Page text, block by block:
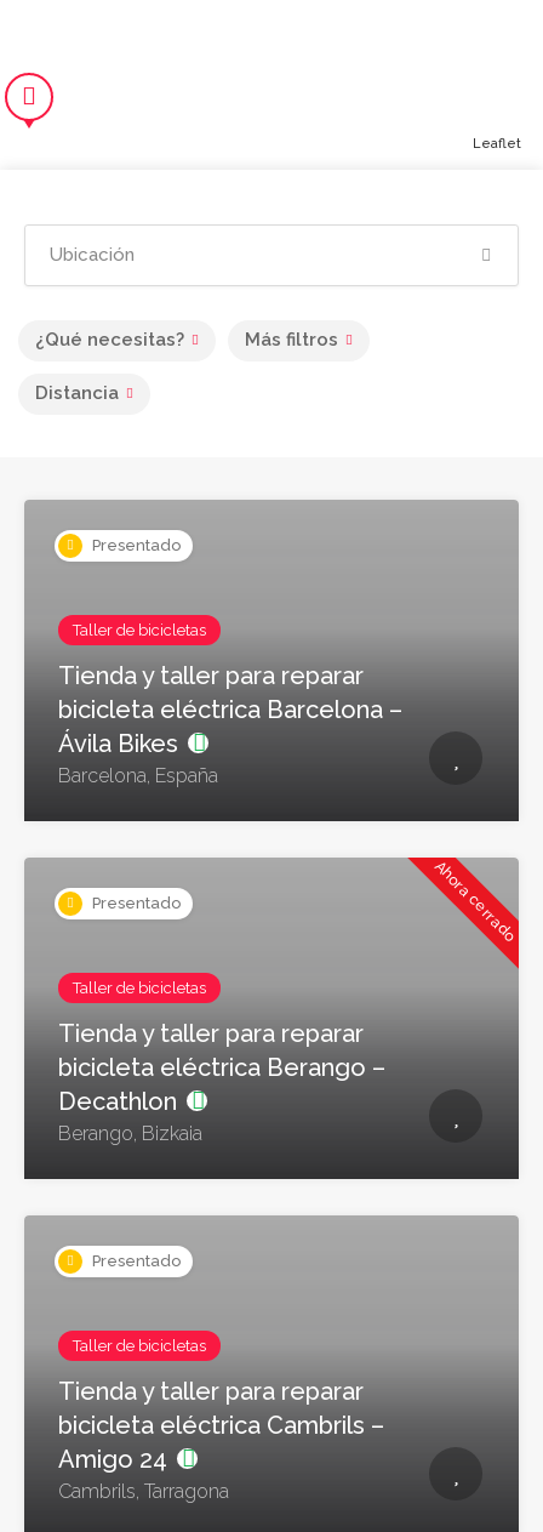
¿Qué necesitas? Más filtros
Distancia
Presentado
Taller de bicicletas
Tienda y taller para reparar
bicicleta eléctrica Barcelona –
Ávila Bikes
Barcelona, España
Presentado Ahora cerrado
Taller de bicicletas
Tienda y taller para reparar
bicicleta eléctrica Berango –
Decathlon
Berango, Bizkaia
Presentado
Taller de bicicletas
Tienda y taller para reparar
bicicleta eléctrica Cambrils –
Amigo 24
Cambrils, Tarragona
Leaflet